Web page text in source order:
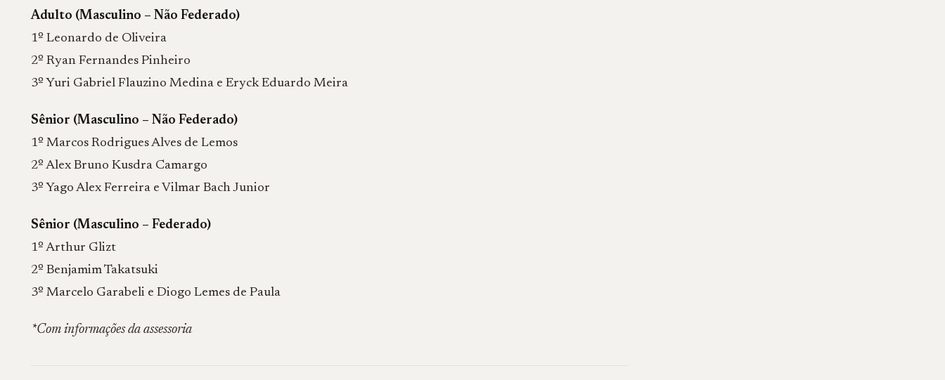
Adulto (Masculino – Não Federado)
1º Leonardo de Oliveira
2º Ryan Fernandes Pinheiro
3º Yuri Gabriel Flauzino Medina e Eryck Eduardo Meira
Sênior (Masculino – Não Federado)
1º Marcos Rodrigues Alves de Lemos
2º Alex Bruno Kusdra Camargo
3º Yago Alex Ferreira e Vilmar Bach Junior
Sênior (Masculino – Federado)
1º Arthur Glizt
2º Benjamim Takatsuki
3º Marcelo Garabeli e Diogo Lemes de Paula
*Com informações da assessoria